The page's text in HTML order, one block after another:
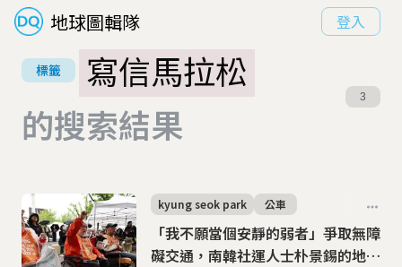
地球圖輯隊 登入
標籤
寫信馬拉松
的搜索結果
3
「我不願當個安靜的弱者」爭取無障
礙交通，南韓社運人士朴景錫的地鐵
kyung seok park 公車